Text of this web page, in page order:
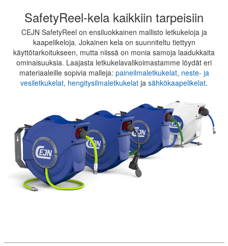
SafetyReel-kela kaikkiin tarpeisiin
CEJN SafetyReel on ensiluokkainen mallisto letkukeloja ja
kaapelikeloja. Jokainen kela on suunniteltu tiettyyn
käyttötarkoitukseen, mutta niissä on monia samoja laadukkaita
ominaisuuksia. Laajasta letkukelavalikoimastamme löydät eri
materiaaleille sopivia malleja: paineilmaletkukelat, neste- ja
vesiletkukelat, hengitysilmaletkukelat ja sähkökaapelikelat.